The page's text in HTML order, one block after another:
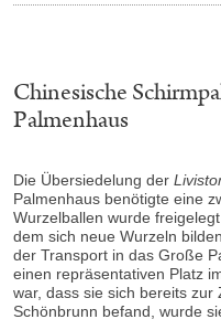
Chinesische
Palmenhaus
Die Übersiedelung der
Palmenhaus benötigte eine
Wurzelballen wurde
dem sich neue Wurzeln
der Transport in das Große
einen repräsentativen Platz
war, dass sie sich bereits
Schönbrunn befand, wurde